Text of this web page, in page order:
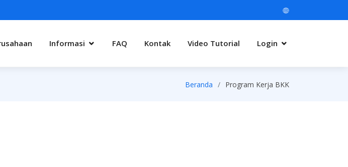
Informasi FAQ Kontak Video Tutorial Login
Beranda Program Kerja BKK